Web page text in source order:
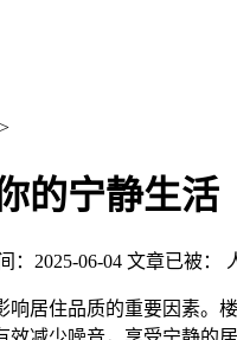
>
的宁静生活
：2025-06-04 文章已被：
响居住品质的重要因素。